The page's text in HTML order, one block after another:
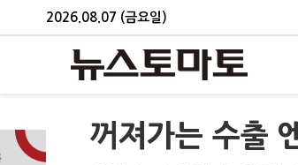
2026.08.07 (금요일)
꺼져가는 수출